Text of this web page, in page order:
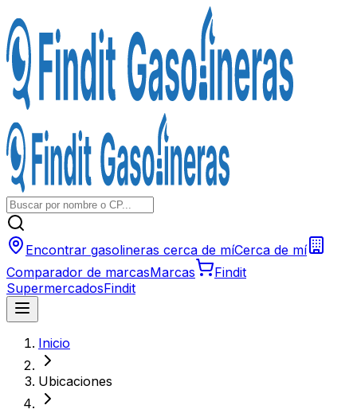
Encontrar gasolineras cerca de míCerca de mí
Comparador de marcasMarcas
Findit
SupermercadosFindit
Inicio
Ubicaciones